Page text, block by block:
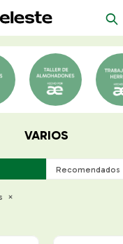
VARIOS
Recomendados